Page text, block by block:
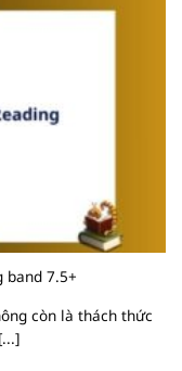
band 7.5+
còn là thách thức